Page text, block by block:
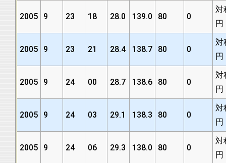
2005 9 23 18 28.0 139.0 80 0
対
円
2005 9 23 21 28.4 138.7 80 0
対
円
2005 9 24 00 28.7 138.6 80 0
対
円
2005 9 24 03 29.1 138.3 80 0
対
円
2005 9 24 06 29.3 138.0 80 0
対
円